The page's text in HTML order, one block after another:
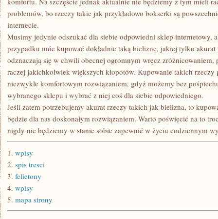
problemów, bo rzeczy takie jak przykładowo bokserki są
internecie.
Musimy jedynie odszukać dla siebie odpowiedni sklep internetowy,
przypadku móc kupować dokładnie taką bieliznę, jakiej tylko
odznaczają się w chwili obecnej ogromnym wręcz zróżnicowaniem,
raczej jakichkolwiek większych kłopotów. Kupowanie takich rzeczy
niezwykle komfortowym rozwiązaniem, gdyż możemy bez
wybranego sklepu i wybrać z niej coś dla siebie odpowiedniego.
Jeśli zatem potrzebujemy akurat rzeczy takich jak bielizna, to
będzie dla nas doskonałym rozwiązaniem. Warto poświęcić na to
nigdy nie będziemy w stanie sobie zapewnić w życiu codziennym
1. wpisy
2. spis tresci
3. felietony
4. wpisy
5. mapa strony